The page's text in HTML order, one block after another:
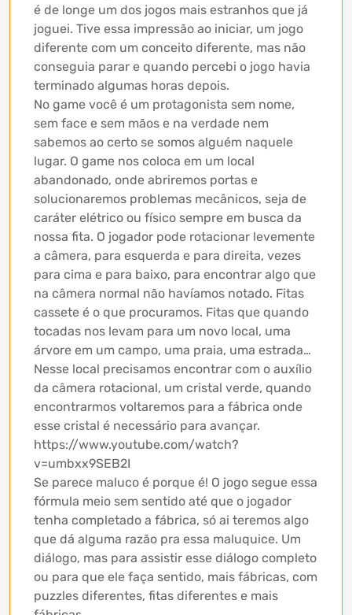
é de longe um dos jogos mais estranhos que já
joguei. Tive essa impressão ao iniciar, um jogo
diferente com um conceito diferente, mas não
conseguia parar e quando percebi o jogo havia
terminado algumas horas depois.
No game você é um protagonista sem nome,
sem face e sem mãos e na verdade nem
sabemos ao certo se somos alguém naquele
lugar. O game nos coloca em um local
abandonado, onde abriremos portas e
solucionaremos problemas mecânicos, seja de
caráter elétrico ou físico sempre em busca da
nossa fita. O jogador pode rotacionar levemente
a câmera, para esquerda e para direita, vezes
para cima e para baixo, para encontrar algo que
na câmera normal não havíamos notado. Fitas
cassete é o que procuramos. Fitas que quando
tocadas nos levam para um novo local, uma
árvore em um campo, uma praia, uma estrada…
Nesse local precisamos encontrar com o auxílio
da câmera rotacional, um cristal verde, quando
encontrarmos voltaremos para a fábrica onde
esse cristal é necessário para avançar.
https://www.youtube.com/watch?
v=umbxx9SEB2I
Se parece maluco é porque é! O jogo segue essa
fórmula meio sem sentido até que o jogador
tenha completado a fábrica, só ai teremos algo
que dá alguma razão pra essa maluquice. Um
diálogo, mas para assistir esse diálogo completo
ou para que ele faça sentido, mais fábricas, com
puzzles diferentes, fitas diferentes e mais